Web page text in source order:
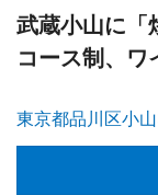
武蔵小山に
コース制、
東京都品川区小